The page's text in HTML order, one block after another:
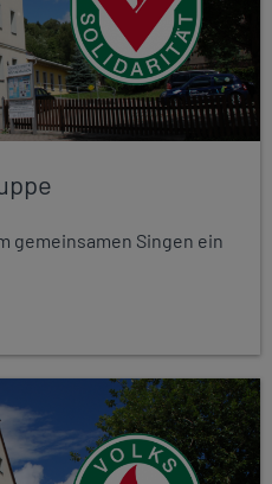
gemeinsamen Singen ein